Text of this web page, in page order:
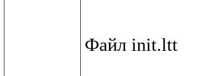
Файл init.ltt